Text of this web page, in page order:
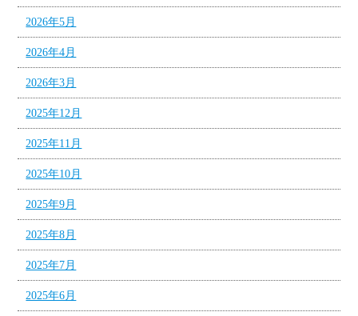
2026年5月
2026年4月
2026年3月
2025年12月
2025年11月
2025年10月
2025年9月
2025年8月
2025年7月
2025年6月